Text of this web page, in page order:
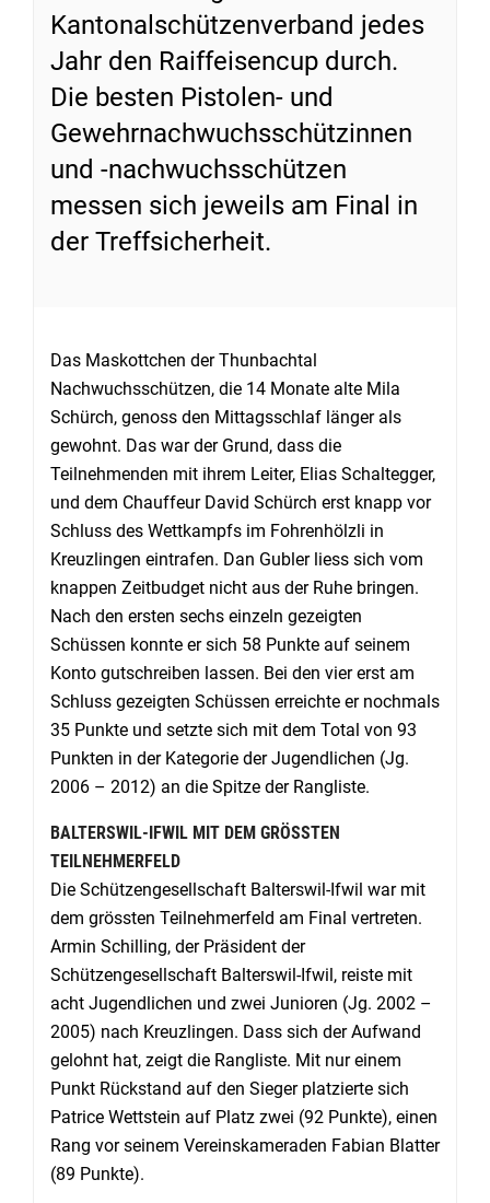
Kantonalschützenverband jedes
Jahr den Raiffeisencup durch.
Die besten Pistolen- und
Gewehrnachwuchsschützinnen
und -nachwuchsschützen
messen sich jeweils am Final in
der Treffsicherheit.
Das Maskottchen der Thunbachtal
Nachwuchsschützen, die 14 Monate alte Mila
Schürch, genoss den Mittagsschlaf länger als
gewohnt. Das war der Grund, dass die
Teilnehmenden mit ihrem Leiter, Elias Schaltegger,
und dem Chauffeur David Schürch erst knapp vor
Schluss des Wettkampfs im Fohrenhölzli in
Kreuzlingen eintrafen. Dan Gubler liess sich vom
knappen Zeitbudget nicht aus der Ruhe bringen.
Nach den ersten sechs einzeln gezeigten
Schüssen konnte er sich 58 Punkte auf seinem
Konto gutschreiben lassen. Bei den vier erst am
Schluss gezeigten Schüssen erreichte er nochmals
35 Punkte und setzte sich mit dem Total von 93
Punkten in der Kategorie der Jugendlichen (Jg.
2006 – 2012) an die Spitze der Rangliste.
BALTERSWIL-IFWIL MIT DEM GRÖSSTEN
TEILNEHMERFELD
Die Schützengesellschaft Balterswil-Ifwil war mit
dem grössten Teilnehmerfeld am Final vertreten.
Armin Schilling, der Präsident der
Schützengesellschaft Balterswil-Ifwil, reiste mit
acht Jugendlichen und zwei Junioren (Jg. 2002 –
2005) nach Kreuzlingen. Dass sich der Aufwand
gelohnt hat, zeigt die Rangliste. Mit nur einem
Punkt Rückstand auf den Sieger platzierte sich
Patrice Wettstein auf Platz zwei (92 Punkte), einen
Rang vor seinem Vereinskameraden Fabian Blatter
(89 Punkte).